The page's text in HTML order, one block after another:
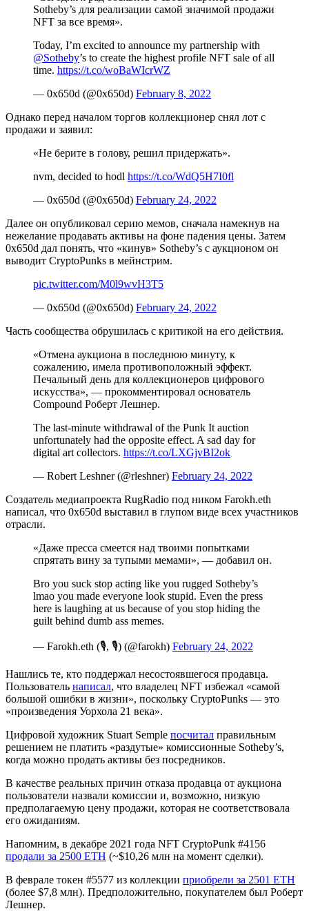
Sotheby’s для реализации самой значимой продажи
NFT за все время».
Today, I’m excited to announce my partnership with
@Sotheby’s to create the highest profile NFT sale of all
time. https://t.co/woBaWIcrWZ
— 0x650d (@0x650d) February 8, 2022
Однако перед началом торгов коллекционер снял лот с
продажи и заявил:
«Не берите в голову, решил придержать».
nvm, decided to hodl https://t.co/WdQ5H7I0fl
— 0x650d (@0x650d) February 24, 2022
Далее он опубликовал серию мемов, сначала намекнув на
нежелание продавать активы на фоне падения цены. Затем
0x650d дал понять, что «кинув» Sotheby’s с аукционом он
выводит CryptoPunks в мейнстрим.
pic.twitter.com/M0l9wvH3T5
— 0x650d (@0x650d) February 24, 2022
Часть сообщества обрушилась с критикой на его действия.
«Отмена аукциона в последнюю минуту, к
сожалению, имела противоположный эффект.
Печальный день для коллекционеров цифрового
искусства», — прокомментировал основатель
Compound Роберт Лешнер.
The last-minute withdrawal of the Punk It auction
unfortunately had the opposite effect. A sad day for
digital art collectors. https://t.co/LXGjvBI2ok
— Robert Leshner (@rleshner) February 24, 2022
Создатель медиапроекта RugRadio под ником Farokh.eth
написал, что 0x650d выставил в глупом виде всех участников
отрасли.
«Даже пресса смеется над твоими попытками
спрятать вину за тупыми мемами», — добавил он.
Bro you suck stop acting like you rugged Sotheby’s
lmao you made everyone look stupid. Even the press
here is laughing at us because of you stop hiding the
guilt behind dumb ass memes.
— Farokh.eth (🎙, 🎙) (@farokh) February 24, 2022
Нашлись те, кто поддержал несостоявшегося продавца.
Пользователь написал, что владелец NFT избежал «самой
большой ошибки в жизни», поскольку CryptoPunks — это
«произведения Уорхола 21 века».
Цифровой художник Stuart Semple посчитал правильным
решением не платить «раздутые» комиссионные Sotheby’s,
когда можно продать активы без посредников.
В качестве реальных причин отказа продавца от аукциона
пользователи назвали комиссии и, возможно, низкую
предполагаемую цену продажи, которая не соответствовала
его ожиданиям.
Напомним, в декабре 2021 года NFT CryptoPunk #4156
продали за 2500 ETH (~$10,26 млн на момент сделки).
В феврале токен #5577 из коллекции приобрели за 2501 ETH
(более $7,8 млн). Предположительно, покупателем был Роберт
Лешнер.